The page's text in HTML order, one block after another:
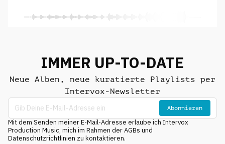
IMMER UP-TO-DATE
Neue Alben, neue kuratierte Playlists per
Intervox-Newsletter
Abonnieren
Mit dem Senden meiner E-Mail-Adresse erlaube ich Intervox
Production Music, mich im Rahmen der AGBs und
Datenschutzrichtlinien zu kontaktieren.